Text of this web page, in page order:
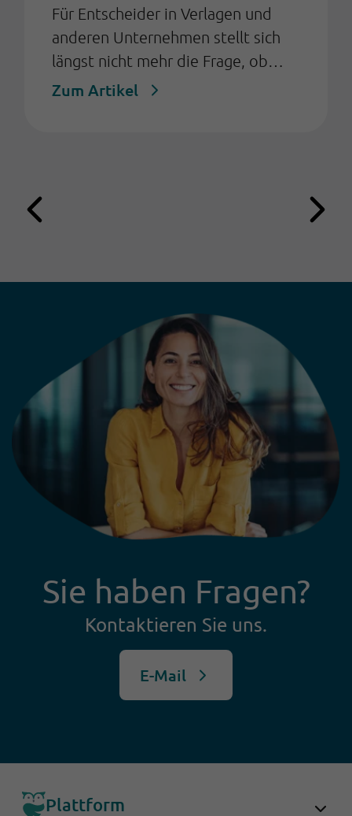
Für Entscheider in Verlagen und
anderen Unternehmen stellt sich
längst nicht mehr die Frage, ob
Künstliche Intelligenz (KI) im
Entscheidend ist die Kombination
aus klarer Strategie, passenden
Anwendungsfällen und der
Einbindung der Mitarbeitenden.
Die folgenden fünf Learnings
zeigen, worauf es bei der
Einführung eines modernen KI-
gestützten Leserservices ankommt.
Zum Artikel
Sie haben Fragen?
Kontaktieren Sie uns.
E-Mail
Plattform